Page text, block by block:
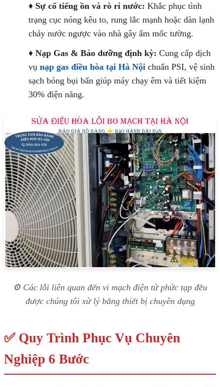
♦ Sự cố tiếng ồn và rò rỉ nước: Khắc phục tình
trạng cục nóng kêu to, rung lắc mạnh hoặc dàn lạnh
chảy nước ngược vào nhà gây ẩm mốc tường.
♦ Nạp Gas & Bảo dưỡng định kỳ: Cung cấp dịch
vụ nạp gas điều hòa tại Hà Nội chuẩn PSI, vệ sinh
sạch bóng bụi bẩn giúp máy chạy êm và tiết kiệm
30% điện năng.
⚙️ Các lỗi liên quan đến vi mạch điện tử phức tạp đều
được chúng tôi xử lý bằng thiết bị chuyên dụng
✅ Quy Trình Phục Vụ Chuyên
Nghiệp 6 Bước